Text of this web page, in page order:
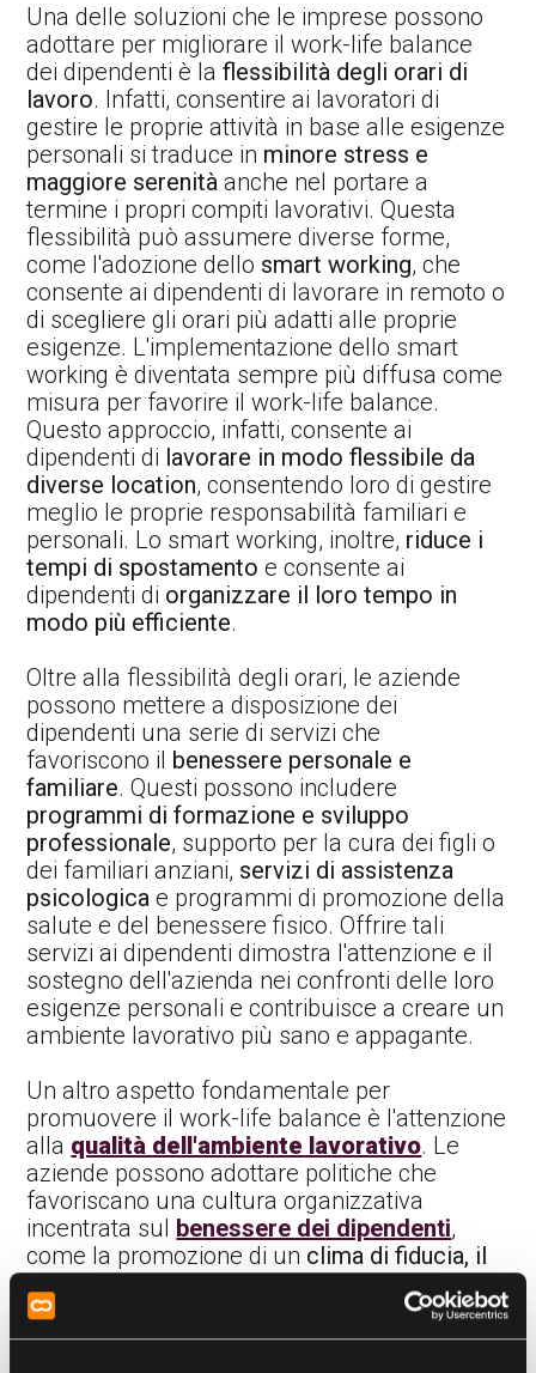
Una delle soluzioni che le imprese possono
adottare per migliorare il work-life balance
dei dipendenti è laflessibilità degli orari di
lavoro. Infatti, consentire ai lavoratori di
gestire le proprie attività in base alle esigenze
personali si traduce in minore stress e
maggiore serenità anche nel portare a
termine i propri compiti lavorativi. Questa
flessibilità può assumere diverse forme,
come l'adozione dello smart working, che
consente ai dipendenti di lavorare in remoto o
di scegliere gli orari più adatti alle proprie
esigenze. L'implementazione dello smart
working è diventata sempre più diffusa come
misura per favorire il work-life balance.
Questo approccio, infatti, consente ai
dipendenti di lavorare in modo flessibile da
diverse location, consentendo loro di gestire
meglio le proprie responsabilità familiari e
personali. Lo smart working, inoltre, riduce i
tempi di spostamento e consente ai
dipendenti di organizzare il loro tempo in
modo più efficiente.
Oltre alla flessibilità degli orari, le aziende
possono mettere a disposizione dei
dipendenti una serie di servizi che
favoriscono il benessere personale e
familiare. Questi possono includere
programmi di formazione e sviluppo
professionale, supporto per la cura dei figli o
dei familiari anziani, servizi di assistenza
psicologica e programmi di promozione della
salute e del benessere fisico. Offrire tali
servizi ai dipendenti dimostra l'attenzione e il
sostegno dell'azienda nei confronti delle loro
esigenze personali e contribuisce a creare un
ambiente lavorativo più sano e appagante.
Un altro aspetto fondamentale per
promuovere il work-life balance è l'attenzione
alla qualità dell'ambiente lavorativo. Le
aziende possono adottare politiche che
favoriscano una cultura organizzativa
incentrata sul benessere dei dipendenti,
come la promozione di un clima di fiducia, il
riconoscimento dei successi individuali e di
team
spazi e momenti di
relax e socializzazioneall'interno